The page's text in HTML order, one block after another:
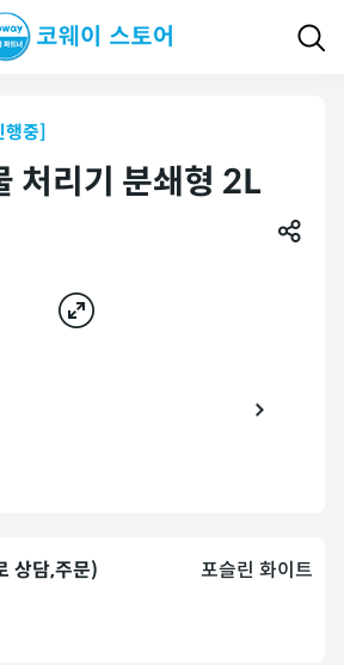
행중]
처리기 분쇄형 2L
상담,주문) 포슬린 화이트